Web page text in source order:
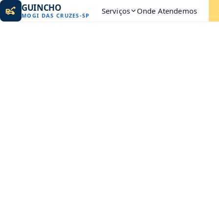
GUINCHO
MOGI DAS CRUZES-SP Serviços Onde Atendemos